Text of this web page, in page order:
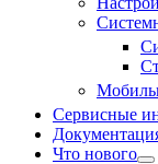
Сервисные
Что нового